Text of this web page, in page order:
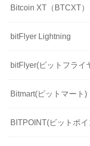
Bitcoin XT（BTCXT）
bitFlyer Lightning
bitFlyer(ビットフライ
Bitmart(ビットマート)
BITPOINT(ビットポ